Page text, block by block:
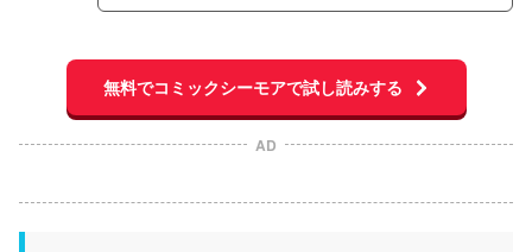
無料でコミックシーモアで試し読みする
AD